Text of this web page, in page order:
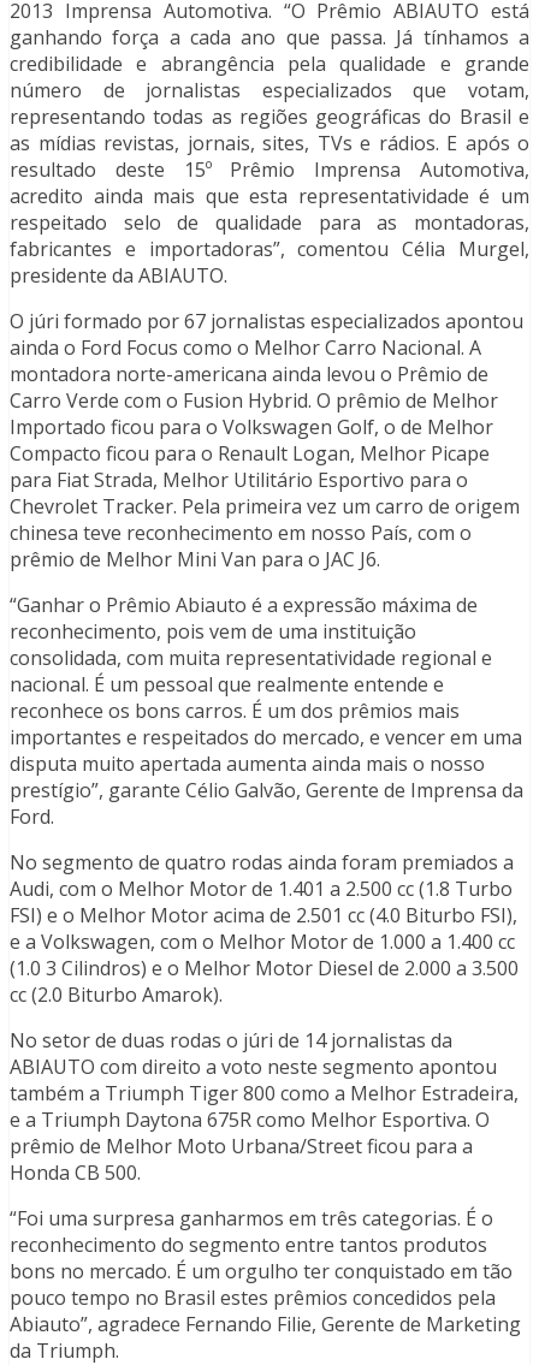
2013 Imprensa Automotiva. “O Prêmio ABIAUTO está
ganhando força a cada ano que passa. Já tínhamos a
credibilidade e abrangência pela qualidade e grande
número de jornalistas especializados que votam,
representando todas as regiões geográficas do Brasil e
as mídias revistas, jornais, sites, TVs e rádios. E após o
resultado deste 15º Prêmio Imprensa Automotiva,
acredito ainda mais que esta representatividade é um
respeitado selo de qualidade para as montadoras,
fabricantes e importadoras”, comentou Célia Murgel,
presidente da ABIAUTO.
O júri formado por 67 jornalistas especializados apontou
ainda o Ford Focus como o Melhor Carro Nacional. A
montadora norte-americana ainda levou o Prêmio de
Carro Verde com o Fusion Hybrid. O prêmio de Melhor
Importado ficou para o Volkswagen Golf, o de Melhor
Compacto ficou para o Renault Logan, Melhor Picape
para Fiat Strada, Melhor Utilitário Esportivo para o
Chevrolet Tracker. Pela primeira vez um carro de origem
chinesa teve reconhecimento em nosso País, com o
prêmio de Melhor Mini Van para o JAC J6.
“Ganhar o Prêmio Abiauto é a expressão máxima de
reconhecimento, pois vem de uma instituição
consolidada, com muita representatividade regional e
nacional. É um pessoal que realmente entende e
reconhece os bons carros. É um dos prêmios mais
importantes e respeitados do mercado, e vencer em uma
disputa muito apertada aumenta ainda mais o nosso
prestígio”, garante Célio Galvão, Gerente de Imprensa da
Ford.
No segmento de quatro rodas ainda foram premiados a
Audi, com o Melhor Motor de 1.401 a 2.500 cc (1.8 Turbo
FSI) e o Melhor Motor acima de 2.501 cc (4.0 Biturbo FSI),
e a Volkswagen, com o Melhor Motor de 1.000 a 1.400 cc
(1.0 3 Cilindros) e o Melhor Motor Diesel de 2.000 a 3.500
cc (2.0 Biturbo Amarok).
No setor de duas rodas o júri de 14 jornalistas da
ABIAUTO com direito a voto neste segmento apontou
também a Triumph Tiger 800 como a Melhor Estradeira,
e a Triumph Daytona 675R como Melhor Esportiva. O
prêmio de Melhor Moto Urbana/Street ficou para a
Honda CB 500.
“Foi uma surpresa ganharmos em três categorias. É o
reconhecimento do segmento entre tantos produtos
bons no mercado. É um orgulho ter conquistado em tão
pouco tempo no Brasil estes prêmios concedidos pela
Abiauto”, agradece Fernando Filie, Gerente de Marketing
da Triumph.